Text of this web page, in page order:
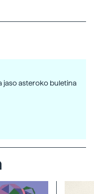
jaso asteroko buletina